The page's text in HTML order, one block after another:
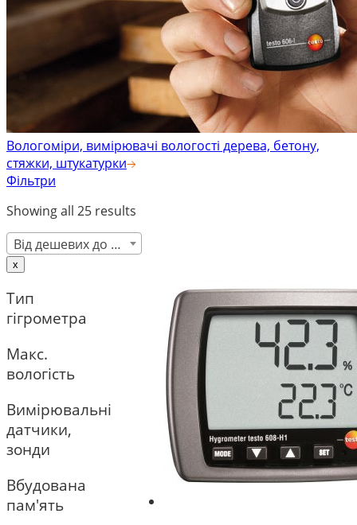
Вологоміри, вимірювачі вологості дерева, бетону,
стяжки, штукатурки
Фільтри
Showing all 25 results
Від дешевих до дорогих
x
Тип
гігрометра
Макс.
вологість
Вимірювальні
датчики,
зонди
Вбудована
пам'ять